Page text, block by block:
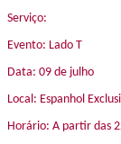
Serviço:
Evento: Lado T
Data: 09 de julho
Local: Espanhol
Horário: A partir das